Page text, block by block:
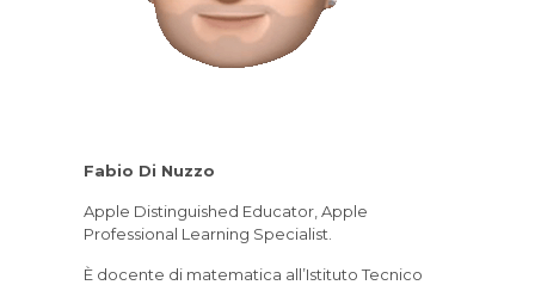
Fabio Di Nuzzo
Apple Distinguished Educator, Apple
Professional Learning Specialist.
È docente di matematica all’Istituto Tecnico